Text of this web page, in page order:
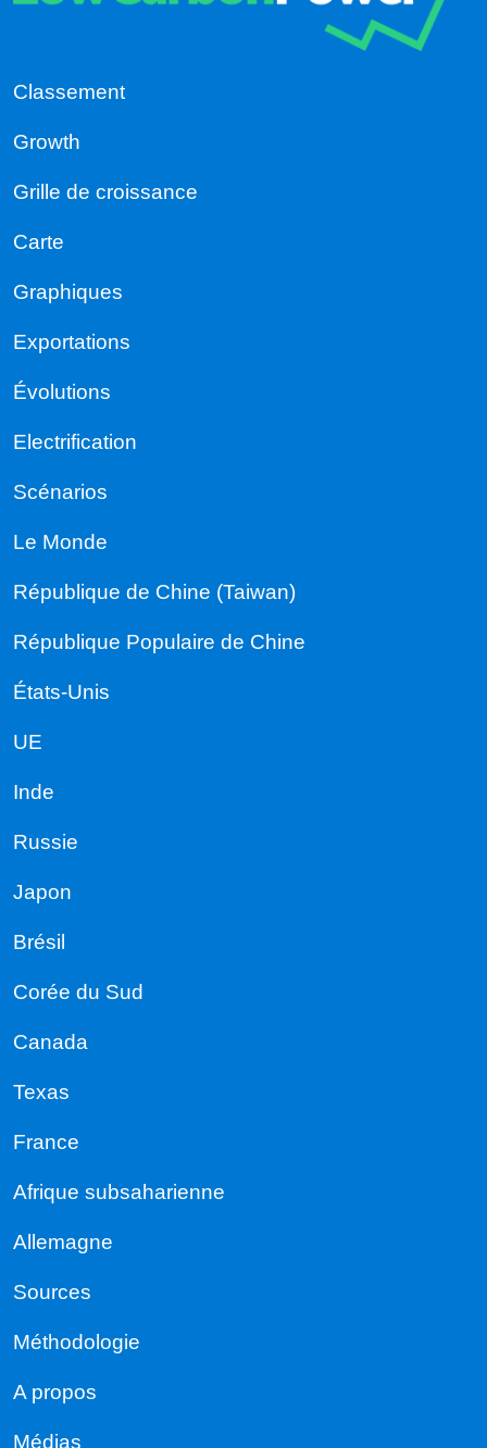
Classement
Growth
Grille de croissance
Carte
Graphiques
Exportations
Évolutions
Electrification
Scénarios
Le Monde
République de Chine (Taiwan)
République Populaire de Chine
États-Unis
UE
Inde
Russie
Japon
Brésil
Corée du Sud
Canada
Texas
France
Afrique subsaharienne
Allemagne
Sources
Méthodologie
A propos
Médias